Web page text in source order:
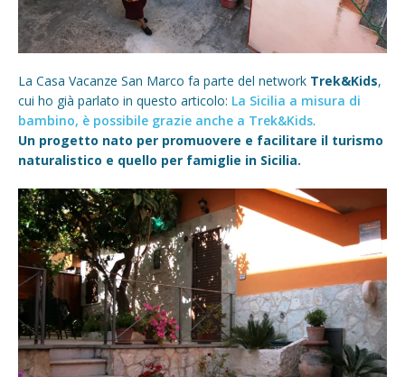
La Casa Vacanze San Marco fa parte del network Trek&Kids,
cui ho già parlato in questo articolo: La Sicilia a misura di
bambino, è possibile grazie anche a Trek&Kids.
Un progetto nato per promuovere e facilitare il turismo
naturalistico e quello per famiglie in Sicilia.